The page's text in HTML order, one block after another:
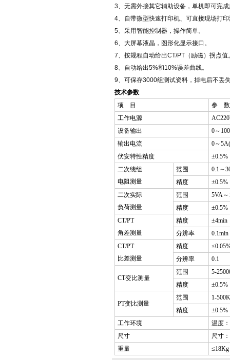
3、无需外接其它辅助设备，单机即可完
4、自带微型快速打印机、可直接现场打
5、采用智能控制器，操作简单。
6、大屏幕液晶，图形化显示接口。
7、按规程自动给出CT/PT（励磁）拐点值
8、自动给出5%和10%误差曲线。
9、可保存3000组测试资料，掉电后不丢
技术参数
项 目
参 数
工作电源
设备输出
0～
输出电流
0～
伏安特性精度
±0.5%
二次绕组
电阻测量
范围
0.1～
精度
±0.5%
二次实际
负荷测量
范围
5VA～
精度
±0.5%
CT/PT
角差测量
精度
±4min
分辨率
0.1min
CT/PT
比差测量
精度
分辨率
0.1
CT变比测量
范围
5-
精度
±0.5%
PT变比测量
范围
1-
精度
±0.5%
工作环境
温度
尺寸
尺寸
重量
≤18Kg